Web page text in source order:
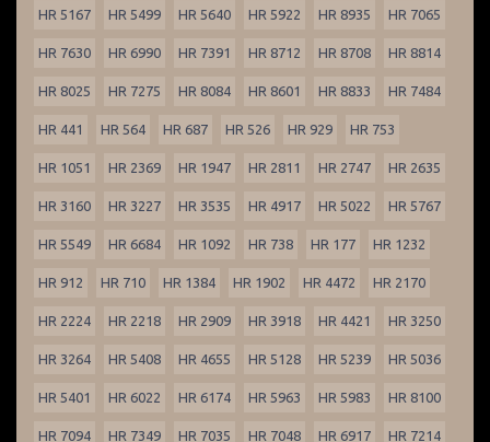
HR 5167 HR 5499 HR 5640 HR 5922 HR 8935 HR 7065
HR 7630 HR 6990 HR 7391 HR 8712 HR 8708 HR 8814
HR 8025 HR 7275 HR 8084 HR 8601 HR 8833 HR 7484
HR 441 HR 564 HR 687 HR 526 HR 929 HR 753
HR 1051 HR 2369 HR 1947 HR 2811 HR 2747 HR 2635
HR 3160 HR 3227 HR 3535 HR 4917 HR 5022 HR 5767
HR 5549 HR 6684 HR 1092 HR 738 HR 177 HR 1232
HR 912 HR 710 HR 1384 HR 1902 HR 4472 HR 2170
HR 2224 HR 2218 HR 2909 HR 3918 HR 4421 HR 3250
HR 3264 HR 5408 HR 4655 HR 5128 HR 5239 HR 5036
HR 5401 HR 6022 HR 6174 HR 5963 HR 5983 HR 8100
HR 7094 HR 7349 HR 7035 HR 7048 HR 6917 HR 7214